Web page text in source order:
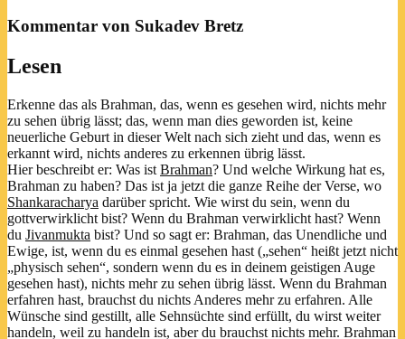
Kommentar von Sukadev Bretz
Lesen
Erkenne das als Brahman, das, wenn es gesehen wird, nichts mehr
zu sehen übrig lässt; das, wenn man dies geworden ist, keine
neuerliche Geburt in dieser Welt nach sich zieht und das, wenn es
erkannt wird, nichts anderes zu erkennen übrig lässt.
Hier beschreibt er: Was ist Brahman? Und welche Wirkung hat es,
Brahman zu haben? Das ist ja jetzt die ganze Reihe der Verse, wo
Shankaracharya darüber spricht. Wie wirst du sein, wenn du
gottverwirklicht bist? Wenn du Brahman verwirklicht hast? Wenn
du Jivanmukta bist? Und so sagt er: Brahman, das Unendliche und
Ewige, ist, wenn du es einmal gesehen hast („sehen“ heißt jetzt nicht
„physisch sehen“, sondern wenn du es in deinem geistigen Auge
gesehen hast), nichts mehr zu sehen übrig lässt. Wenn du Brahman
erfahren hast, brauchst du nichts Anderes mehr zu erfahren. Alle
Wünsche sind gestillt, alle Sehnsüchte sind erfüllt, du wirst weiter
handeln, weil zu handeln ist, aber du brauchst nichts mehr. Brahman